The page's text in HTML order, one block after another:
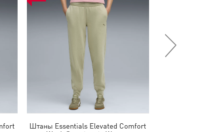
Штаны Essentials Elevated Comfort